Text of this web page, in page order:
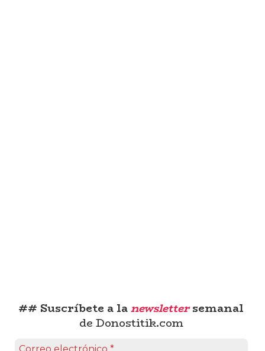
## Suscríbete a lanewslettersemanal
de Donostitik.com